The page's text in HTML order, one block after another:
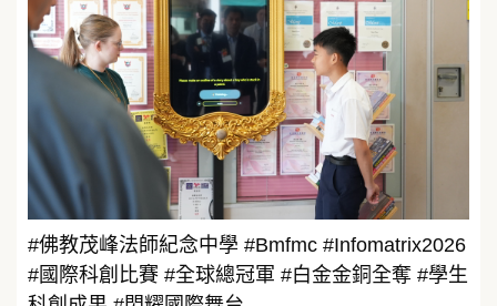
#佛教茂峰法師紀念中學 #Bmfmc #Infomatrix2026
#國際科創比賽 #全球總冠軍 #白金金銅全奪 #學生